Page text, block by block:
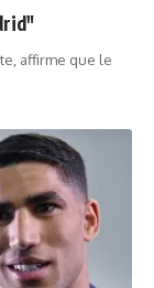
affirme que le